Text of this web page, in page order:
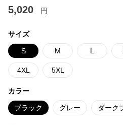
5,020 円
サイズ
S M L
4XL 5XL
カラー
ブラック グレー ダーク